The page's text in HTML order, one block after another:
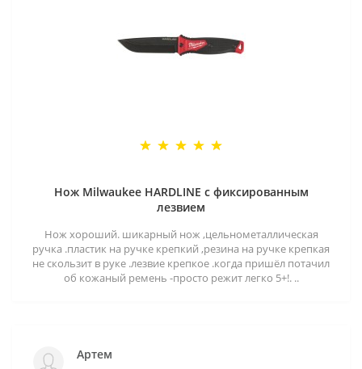
Нож Milwaukee HARDLINE с фиксированным
лезвием
Нож хороший. шикарный нож ,цельнометаллическая
ручка .пластик на ручке крепкий ,резина на ручке крепкая
не скользит в руке .лезвие крепкое .когда пришёл потачил
об кожаный ремень -просто режит легко 5+!. ..
Артем